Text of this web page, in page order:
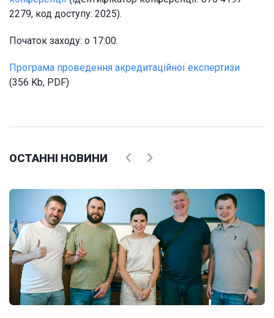
2279, код доступу: 2025).
Початок заходу: о 17:00.
Програма проведення акредитаційної експертизи
(356 Kb, PDF)
ОСТАННІ НОВИНИ